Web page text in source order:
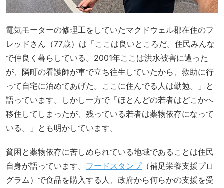
電気モーターの修理工をしていたマクドウェル郡在住のフ
レッドさん（77歳）は「ここは良いところだ。住民みんな
で仲良く暮らしている。2001年ここは洪水被害に遭った
が、隣町の看護師が車で立ち往生していたから、救助に行
って自宅に泊めてあげた。ここに住んでる人は勤勉。」と
語っています。しかし一方で「ほとんどの若者はどこかへ
移住してしまったが、残っている若者は薬物依存になって
いる。」とも明かしています。
貧困と薬物依存に苦しめられている地域であることは住民
自身が語っています。 フードスタンプ（補足栄養支援プロ
グラム）で食品を購入する人、政府から何らかの支援を受